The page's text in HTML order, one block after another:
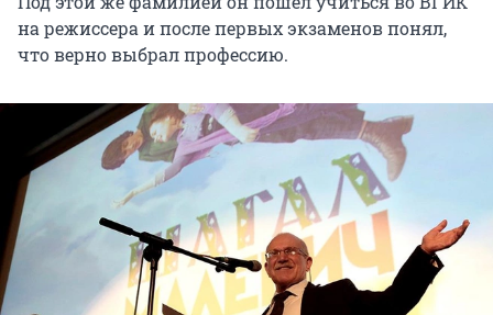
на режиссера и после первых экзаменов понял,
что верно выбрал профессию.